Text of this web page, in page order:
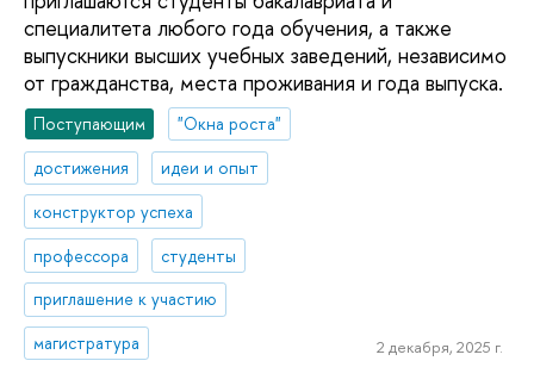
специалитета любого года обучения, а также
выпускники высших учебных заведений, независимо
от гражданства, места проживания и года выпуска.
Поступающим
"Окна роста"
достижения
идеи и опыт
конструктор успеха
профессора
студенты
приглашение к участию
магистратура
2 декабря, 2025 г.